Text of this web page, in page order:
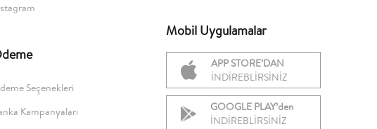
Seçenekleri
Kampanyaları
Mobil Uygulamalar
APP STORE’DAN
İNDİREBLİRSİNİZ
GOOGLE PLAY’den
İNDİREBLİRSİNİZ